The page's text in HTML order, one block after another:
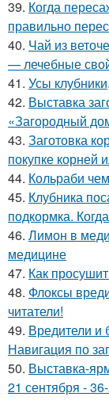
39. Когда
правильно
40. Чай из
— лечебные
41. Усы
42. Выставка
«Загородный
43. Заготовка
покупке корней
44. Кольраби
45. Клубника
подкормка.
46. Лимон в
медицине
47. Как
48. Флоксы
читатели!
49. Вредители и
Навигация по
50. Выставка-
21 сентября -